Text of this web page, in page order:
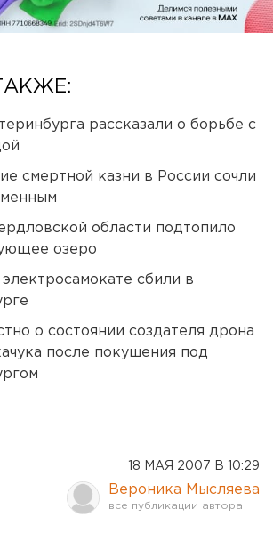
рассказали о борьбе с
смертной казни в России сочли
области подтопило
озеро
сбили в
о состоянии создателя дрона
после покушения под
18 МАЯ 2007 В 10:29
Вероника Мысляева